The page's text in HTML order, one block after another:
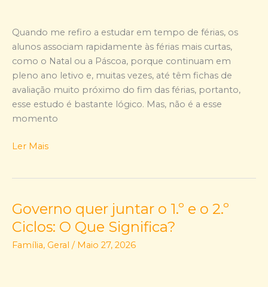
Quando me refiro a estudar em tempo de férias, os
alunos associam rapidamente às férias mais curtas,
como o Natal ou a Páscoa, porque continuam em
pleno ano letivo e, muitas vezes, até têm fichas de
avaliação muito próximo do fim das férias, portanto,
esse estudo é bastante lógico. Mas, não é a esse
momento
Ler Mais
Governo quer juntar o 1.º e o 2.º
Ciclos: O Que Significa?
Família, Geral / Maio 27, 2026
Governo
quer
juntar
o